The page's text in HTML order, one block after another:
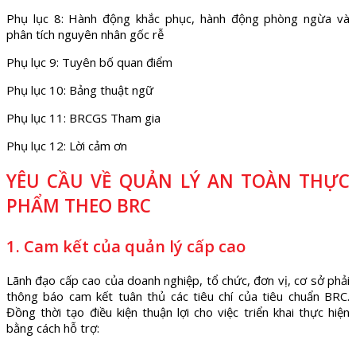
Phụ lục 8: Hành động khắc phục, hành động phòng ngừa và
phân tích nguyên nhân gốc rễ
Phụ lục 9: Tuyên bố quan điểm
Phụ lục 10: Bảng thuật ngữ
Phụ lục 11: BRCGS Tham gia
Phụ lục 12: Lời cảm ơn
YÊU CẦU VỀ QUẢN LÝ AN TOÀN THỰC
PHẨM THEO BRC
1. Cam kết của quản lý cấp cao
Lãnh đạo cấp cao của doanh nghiệp, tổ chức, đơn vị, cơ sở phải
thông báo cam kết tuân thủ các tiêu chí của tiêu chuẩn BRC.
Đồng thời tạo điều kiện thuận lợi cho việc triển khai thực hiện
bằng cách hỗ trợ: